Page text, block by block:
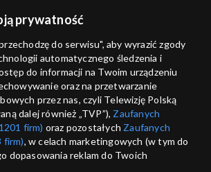
ANULUJ
usług
prywatność
do serwisu", aby wyrazić zgody
automatycznego śledzenia i
do informacji na Twoim urządzeniu
oraz na przetwarzanie
przez nas, czyli Telewizję Polską
dalej również „TVP”), Zaufanych
firm) oraz pozostałych Zaufanych
firm), w celach marketingowych (w tym do
dopasowania reklam do Twoich